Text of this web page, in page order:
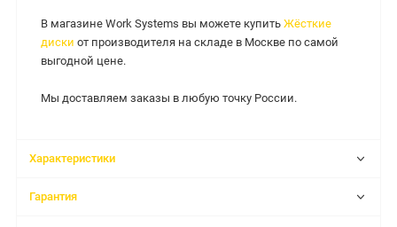
В магазине Work Systems вы можете купить Жёсткие
диски от производителя на складе в Москве по самой
выгодной цене.
Мы доставляем заказы в любую точку России.
Характеристики
Гарантия